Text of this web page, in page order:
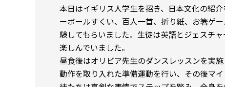
本日はイギリス人学生を招き、日本文化の紹
ーボールすくい、百人一首、折り紙、お箸ゲ
験してもらいました。生徒は英語とジェスチ
楽しんでいました。
昼食後はオリビア先生のダンスレッスンを実
動作を取り入れた準備運動を行い、その後マ